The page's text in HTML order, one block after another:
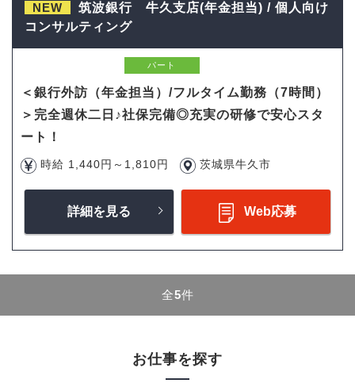
NEW
筑波銀行 牛久支店(年金担当) / 個人向け
コンサルティング
パート
＜銀行外訪（年金担当）/フルタイム勤務（7時間）
＞完全週休二日♪社保完備◎充実の研修で安心スタ
ート！
時給 1,440円～1,810円 茨城県牛久市
詳細を見る Web応募
全5件
お仕事を探す